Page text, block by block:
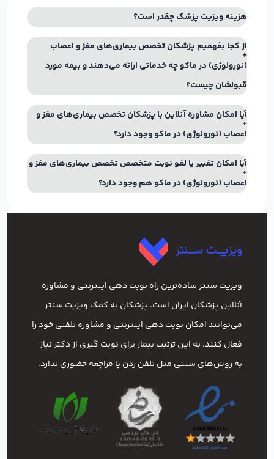
هزینه ویزیت پزشک چقدر است؟
از کجا بفهمیم پزشکان تخصص بیماری‌های مغز و اعصاب
(نورولوژی) در ماکو چه خدماتی ارائه می‌دهند و بیمه مورد
قبولشان چیست؟
آیا امکان مشاوره آنلاین با پزشکان تخصص بیماری‌های مغز و
اعصاب (نورولوژی) در ماکو وجود دارد؟
آیا امکان تغییر یا لغو نوبت متخصص تخصص بیماری‌های مغز و
اعصاب (نورولوژی) در ماکو هم وجود دارد؟
ویزیت سنتر ساده‌ترین راه نوبت‌ دهی اینترنتی و مشاوره
آنلاین پزشکان ایران است. پزشکان به کمک ویزیت سنتر
می‌توانند امکان نوبت دهی اینترنتی و مشاوره تلفنی خود را
فعال کنند. به این ترتیب بیمار برای نوبت گیری از دکتر نیاز
به روش‌های سنتی مثل تلفن زدن یا مراجعه حضوری ندارد.